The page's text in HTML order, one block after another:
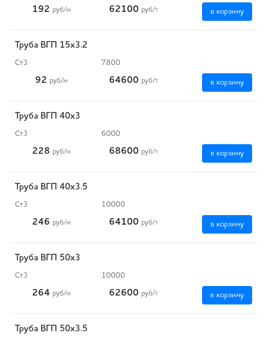
192 руб/м 62100 руб/т в корзину
Труба ВГП 15х3.2
Ст3 7800
92 руб/м 64600 руб/т в корзину
Труба ВГП 40х3
Ст3 6000
228 руб/м 68600 руб/т в корзину
Труба ВГП 40х3.5
Ст3 10000
246 руб/м 64100 руб/т в корзину
Труба ВГП 50х3
Ст3 10000
264 руб/м 62600 руб/т в корзину
Труба ВГП 50х3.5